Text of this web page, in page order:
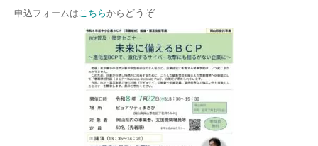
申込フォームは こちらから どうぞ